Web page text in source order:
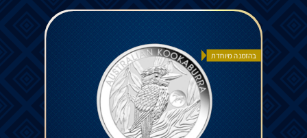
בהזמנה מיוחדת